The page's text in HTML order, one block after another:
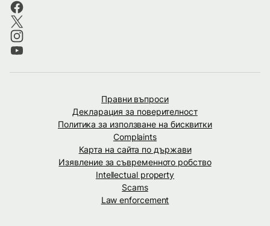
Правни въпроси
Декларация за поверителност
Политика за използване на бисквитки
Complaints
Карта на сайта по държави
Изявление за съвременното робство
Intellectual property
Scams
Law enforcement